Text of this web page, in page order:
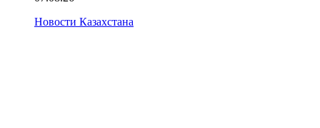
Новости Казахстана